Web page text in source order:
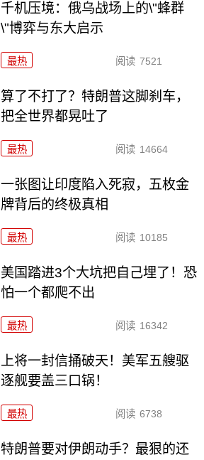
千机压境：俄乌战场上的\"蜂群
\"博弈与东大启示
最热 阅读 7521
算了不打了？特朗普这脚刹车，
把全世界都晃吐了
最热 阅读 14664
一张图让印度陷入死寂，五枚金
牌背后的终极真相
最热 阅读 10185
美国踏进3个大坑把自己埋了！恐
怕一个都爬不出
最热 阅读 16342
上将一封信捅破天！美军五艘驱
逐舰要盖三口锅！
最热 阅读 6738
特朗普要对伊朗动手？最狠的还